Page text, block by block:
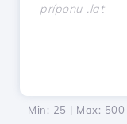
Min: 25 | Max: 500